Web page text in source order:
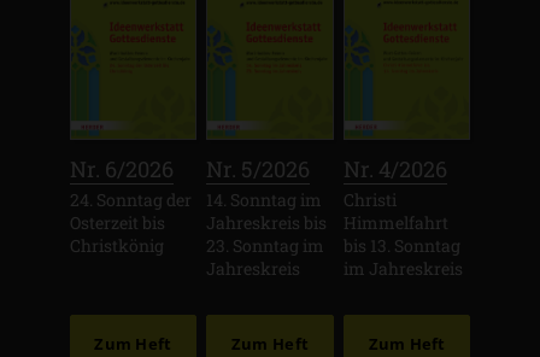
Nr. 6/2026
24. Sonntag der
Osterzeit bis
Christkönig
Zum Heft
Nr. 5/2026
14. Sonntag im
Jahreskreis bis
23. Sonntag im
Jahreskreis
Zum Heft
Nr. 4/2026
Christi
Himmelfahrt
bis 13. Sonntag
im Jahreskreis
Zum Heft